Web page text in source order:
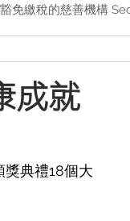
免繳稅的慈善機構
成就
典禮18個大